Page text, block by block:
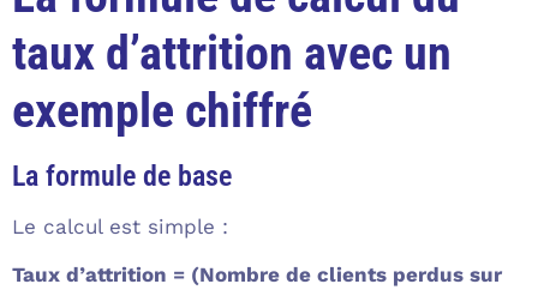
taux d’attrition avec un
exemple chiffré
La formule de base
Le calcul est simple :
Taux d’attrition = (Nombre de clients perdus sur